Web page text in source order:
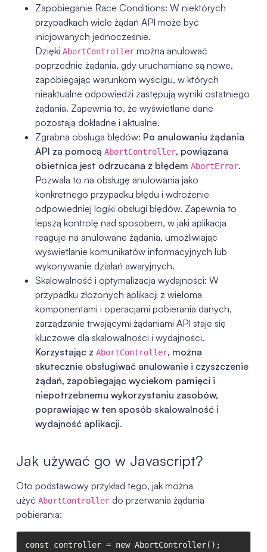
Zapobieganie Race Conditions: W niektórych
przypadkach wiele żądań API może być
inicjowanych jednocześnie.
Dzięki AbortControllermożna anulować
poprzednie żądania, gdy uruchamiane są nowe,
zapobiegając warunkom wyścigu, w których
nieaktualne odpowiedzi zastępują wyniki ostatniego
żądania. Zapewnia to, że wyświetlane dane
pozostają dokładne i aktualne.
Zgrabna obsługa błędów: Po anulowaniu żądania
API za pomocą AbortController, powiązana
obietnica jest odrzucana z błędem AbortError.
Pozwala to na obsługę anulowania jako
konkretnego przypadku błędu i wdrożenie
odpowiedniej logiki obsługi błędów. Zapewnia to
lepszą kontrolę nad sposobem, w jaki aplikacja
reaguje na anulowane żądania, umożliwiając
wyświetlanie komunikatów informacyjnych lub
wykonywanie działań awaryjnych.
Skalowalność i optymalizacja wydajności: W
przypadku złożonych aplikacji z wieloma
komponentami i operacjami pobierania danych,
zarządzanie trwającymi żądaniami API staje się
kluczowe dla skalowalności i wydajności.
Korzystając z AbortController, można
skutecznie obsługiwać anulowanie i czyszczenie
żądań, zapobiegając wyciekom pamięci i
niepotrzebnemu wykorzystaniu zasobów,
poprawiając w ten sposób skalowalność i
wydajność aplikacji.
Jak używać go w Javascript?
Oto podstawowy przykład tego, jak można
użyć AbortControllerdo przerwania żądania
pobierania:
const controller = new AbortController();